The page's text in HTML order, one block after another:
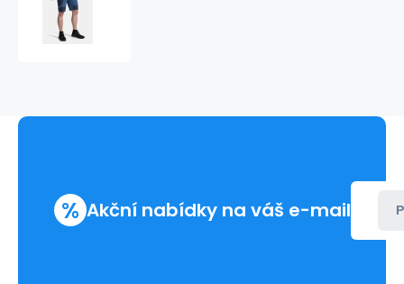
modrou
% Akční nabídky na váš e-mail